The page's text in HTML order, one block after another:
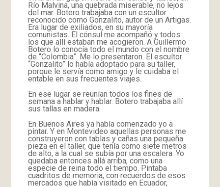
Río Malvina, una quebrada miserable, no lejos
del mar. Botero trabajaba con un escultor
reconocido como Gonzalito, autor de un Artigas.
Era lugar de exiliados, en su mayoría
comunistas. El cónsul me acompañó y todos
los que allí estaban me acogieron. A Guillermo
Botero lo conocía todo el mundo con el nombre
de “Colombia”. Me lo presentaron. El escultor
“Gonzalito” lo había adoptado para su taller,
porque le servía como amigo y le cuidaba el
entable en sus frecuentes viajes.
En ese lugar se reunían todos los fines de
semana a hablar y hablar. Botero trabajaba allí
sus tallas en madera.
En Buenos Aires ya había comenzado yo a
pintar. Y en Montevideo aquellas personas me
construyeron con tablas y cañas una pequeña
pieza en el taller, que tenía como siete metros
de alto, a la cual se subía por una escalera. Yo
quedaba entonces allá arriba, como una
especie de reina todo el tiempo. Pintaba
cuadritos de memoria, con recuerdos de esos
mercados que había visitado en Ecuador,